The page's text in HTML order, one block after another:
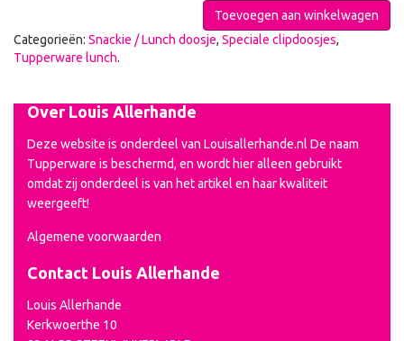
Toevoegen aan winkelwagen
Categorieën: Snackie / Lunch doosje, Speciale clipdoosjes,
Tupperware lunch.
Over Louis Allerhande
Deze website is onderdeel van Louisallerhande.nl De naam
Tupperware is beschermd, en wordt hier alleen gebruikt
omdat zij onderdeel is van het artikel en haar kwaliteit
weergeeft!
Algemene voorwaarden
Contact Louis Allerhande
Louis Allerhande
Kerkwoerthe 10